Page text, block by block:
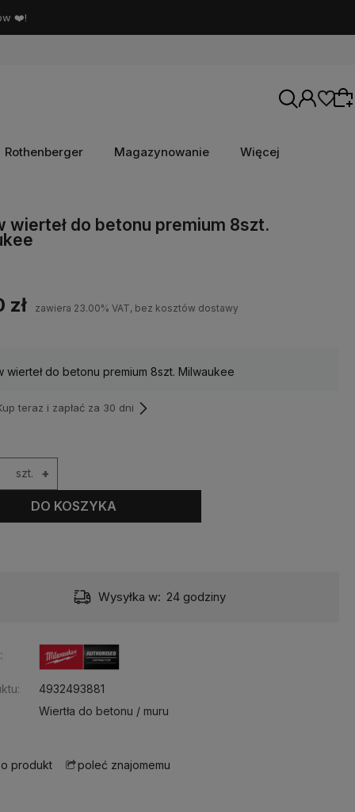
❤️!
Wybierz coś dla siebie z naszej aktualnej
oferty lub zaloguj się, aby przywrócić dodane
Rothenberger Magazynowanie Więcej
wierteł do betonu premium 8szt.
zł zawiera 23.00% VAT, bez kosztów dostawy
wierteł do betonu premium 8szt. Milwaukee
teraz i zapłać za 30 dni
szt. +
DO KOSZYKA
Wysyłka w: 24 godziny
4932493881
Wiertła do betonu / muru
produkt poleć znajomemu